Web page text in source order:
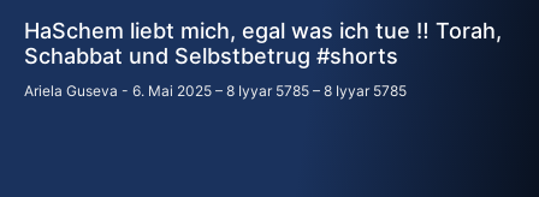
HaSchem liebt mich, egal was ich tue ‼️ Torah,
Schabbat und Selbstbetrug #shorts
Ariela Guseva 6. Mai 2025 – 8 Iyyar 5785 – 8 Iyyar 5785